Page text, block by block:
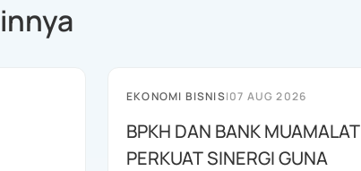
EKONOMI BISNIS|07 AUG 2026
BPKH DAN BANK MUAMALAT
PERKUAT SINERGI GUNA